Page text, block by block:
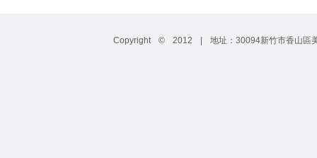
Copyright © 2012 | 地址：30094新竹市香山區